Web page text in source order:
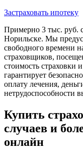
Застраховать ипотеку
Примерно 3 тыс. руб.
Норильске. Мы
свободного времени
страховщиков,
стоимость страховки
гарантирует
оплату лечения,
нетрудоспособности
Купить
случаев и
онлайн